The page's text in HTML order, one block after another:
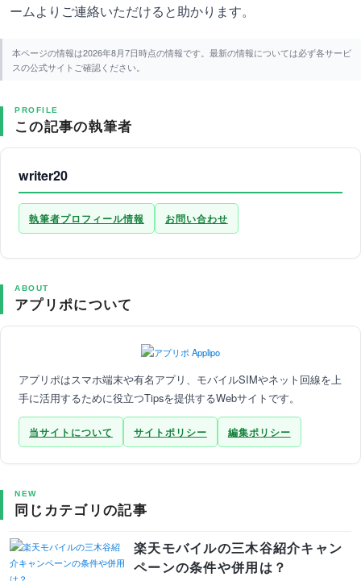
ームよりご連絡いただけると助かります。
本ページの情報は2026年8月7日時点の情報です。最新の情報については必ず各サービ
スの公式サイトご確認ください。
PROFILE
この記事の執筆者
writer20
執筆者プロフィール情報 お問い合わせ
ABOUT
アプリポについて
アプリポはスマホ端末や有名アプリ、モバイルSIMやネット回線を上
手に活用するために役立つTipsを提供するWebサイトです。
当サイトについて サイトポリシー 編集ポリシー
NEW
同じカテゴリの記事
楽天モバイルの三木谷紹介キャン
ペーンの条件や併用は？